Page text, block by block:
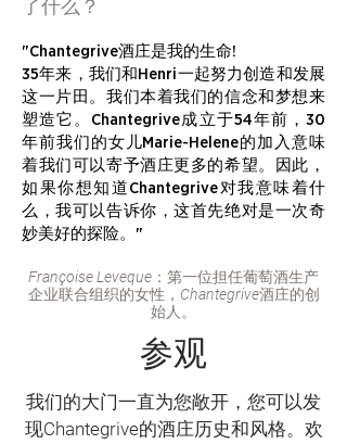
了什么？
"Chantegrive酒庄是我的生命!
35年来，我们和Henri一起努力创造和发展
这一片田。我们本着我们的信念和梦想来
塑造它。Chantegrive成立于54年前，30
年前我们的女儿Marie-Helene的加入意味
着我们可以寄予酒庄更多的希望。因此，
如果你想知道Chantegrive对我意味着什
么，我可以告诉你，这首先绝对是一次奇
妙美好的探险。"
Françoise Leveque：第一位担任葡萄酒生产
企业联合组织的女性，Chantegrive酒庄的创
始人。
参观
我们的大门一直为您敞开，您可以发
现Chantegrive的酒庄历史和风格。欢